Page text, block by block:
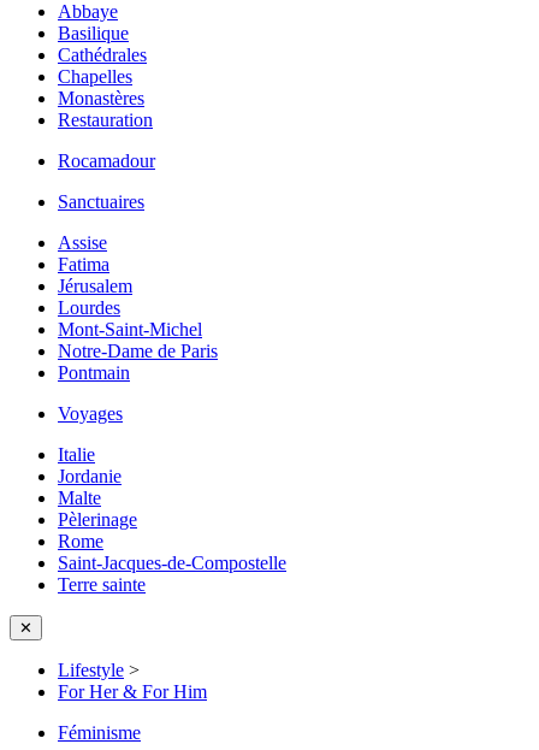
Abbaye
Basilique
Cathédrales
Chapelles
Monastères
Restauration
Rocamadour
Sanctuaires
Assise
Fatima
Jérusalem
Lourdes
Mont-Saint-Michel
Notre-Dame de Paris
Pontmain
Voyages
Italie
Jordanie
Malte
Pèlerinage
Rome
Saint-Jacques-de-Compostelle
Terre sainte
✕
Lifestyle >
For Her & For Him
Féminisme